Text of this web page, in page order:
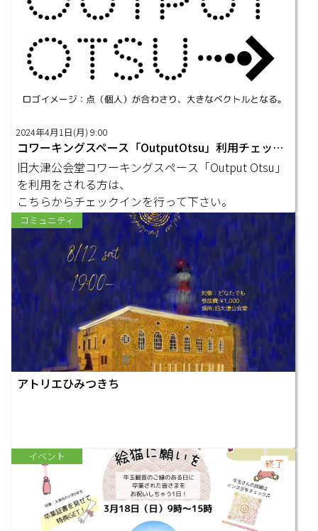
2024年4月1日(月) 9:00
コワーキングスペース「OutputOtsu」利用チェックインフォーム
旧大津公会堂コワーキングスペース「Output Otsu」
を利用をされる方は、
こちらからチェックインを行って下さい。
コミュニティ
アトリエひみつきち
イベント
終了